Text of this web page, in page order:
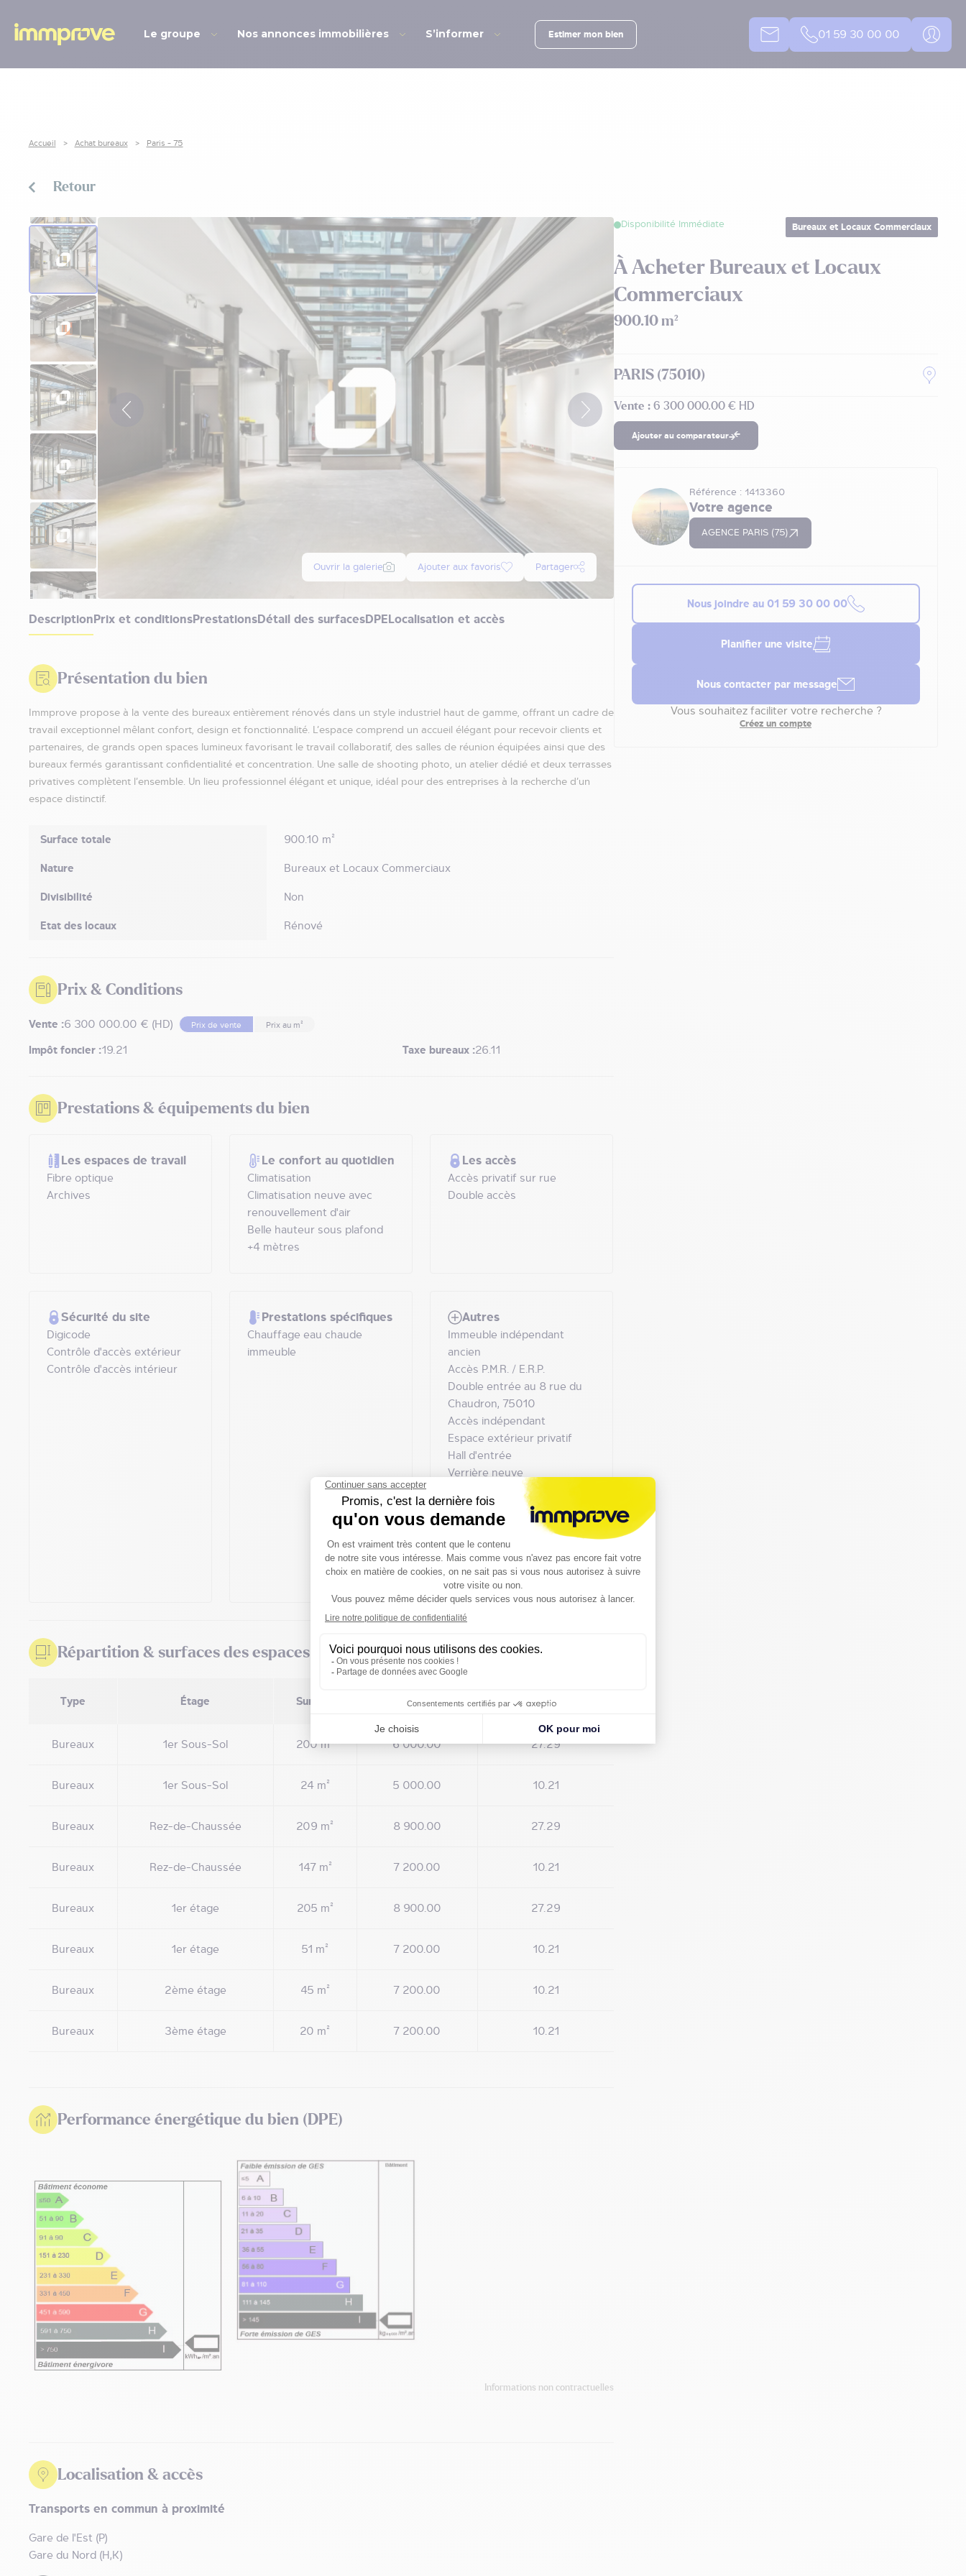
Le groupe Nos annonces immobilières S’informer Estimer mon bien 01 59 30 00 00
Accueil Achat bureaux Paris - 75
Retour
Disponibilité Immédiate Bureaux et Locaux Commerciaux
À Acheter Bureaux et Locaux
Commerciaux
900.10 m²
PARIS (75010)
Vente : 6 300 000.00 € HD
Ajouter au comparateur
Référence : 1413360
Votre agence
AGENCE PARIS (75)
Nous joindre au 01 59 30 00 00
Planifier une visite
Nous contacter par message
Vous souhaitez faciliter votre recherche ?
Créez un compte
Ouvrir la galerie Ajouter aux favoris Partager
Description Prix et conditionsPrestationsDétail des surfacesDPE Localisation et accès
Présentation du bien
Immprove propose à la vente des bureaux entièrement rénovés dans un style industriel haut de gamme, offrant un cadre de
travail exceptionnel mêlant confort, design et fonctionnalité. L’espace comprend un accueil élégant pour recevoir clients et
partenaires, de grands open spaces lumineux favorisant le travail collaboratif, des salles de réunion équipées ainsi que des
bureaux fermés garantissant confidentialité et concentration. Une salle de shooting photo, un atelier dédié et deux terrasses
privatives complètent l’ensemble. Un lieu professionnel élégant et unique, idéal pour des entreprises à la recherche d’un
espace distinctif.
Surface totale
Nature
Divisibilité
Etat des locaux
900.10 m²
Bureaux et Locaux Commerciaux
Non
Rénové
Prix & Conditions
Vente :6 300 000.00 € (HD) Prix de vente Prix au m²
Impôt foncier :19.21 Taxe bureaux :26.11
Prestations & équipements du bien
Les espaces de travail
Fibre optique
Archives
Le confort au quotidien
Climatisation
Climatisation neuve avec
renouvellement d'air
Belle hauteur sous plafond
+4 mètres
Les accès
Accès privatif sur rue
Double accès
Sécurité du site
Digicode
Contrôle d'accès extérieur
Contrôle d'accès intérieur
Prestations spécifiques
Chauffage eau chaude
immeuble
Autres
Immeuble indépendant
ancien
Accès P.M.R. / E.R.P.
Double entrée au 8 rue du
Chaudron, 75010
Accès indépendant
Espace extérieur privatif
Hall d'entrée
Verrière neuve
Mur écran avec régie, studio
photo
Configuration : mixtes
Salles De Réunion
Local vélo
Répartition & surfaces des espaces
Type Étage Surface
(€/m² HT HC)
(€/m² HT HC)
Bureaux 1er Sous-Sol 200 m² 6 000.00 27.29
Bureaux 1er Sous-Sol 24 m² 5 000.00 10.21
Bureaux Rez-de-Chaussée 209 m² 8 900.00 27.29
Bureaux Rez-de-Chaussée 147 m² 7 200.00 10.21
Bureaux 1er étage 205 m² 8 900.00 27.29
Bureaux 1er étage 51 m² 7 200.00 10.21
Bureaux 2ème étage 45 m² 7 200.00 10.21
Bureaux 3ème étage 20 m² 7 200.00 10.21
Performance énergétique du bien (DPE)
Informations non contractuelles
Localisation & accès
Transports en commun à proximité
Gare de l'Est (P)
Gare du Nord (H,K)